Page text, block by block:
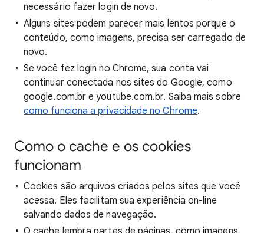
necessário fazer login de novo.
Alguns sites podem parecer mais lentos porque o
conteúdo, como imagens, precisa ser carregado de
novo.
Se você fez login no Chrome, sua conta vai
continuar conectada nos sites do Google, como
google.com.br e youtube.com.br. Saiba mais sobre
como funciona a privacidade no Chrome.
Como o cache e os cookies
funcionam
Cookies são arquivos criados pelos sites que você
acessa. Eles facilitam sua experiência on-line
salvando dados de navegação.